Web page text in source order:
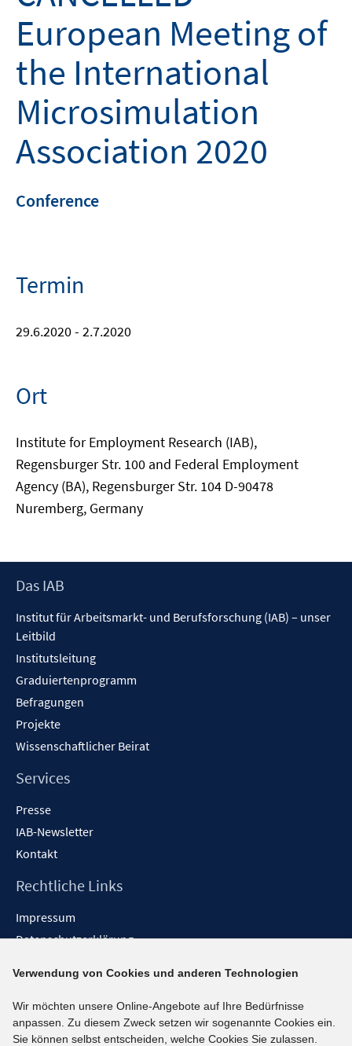
European Meeting of
the International
Microsimulation
Association 2020
Conference
Termin
29.6.2020 - 2.7.2020
Ort
Institute for Employment Research (IAB),
Regensburger Str. 100 and Federal Employment
Agency (BA), Regensburger Str. 104 D-90478
Nuremberg, Germany
Footer
Das IAB
Institut für Arbeitsmarkt- und Berufsforschung (IAB) – unser
Leitbild
Institutsleitung
Graduiertenprogramm
Befragungen
Projekte
Wissenschaftlicher Beirat
Services
Presse
IAB-Newsletter
Kontakt
Rechtliche Links
Impressum
Datenschutzerklärung
Barrieren melden
Social-Media-Kanäle
Verwendung von Cookies und anderen Technologien
Wir möchten unsere Online-Angebote auf Ihre Bedürfnisse
anpassen. Zu diesem Zweck setzen wir sogenannte Cookies ein.
Sie können selbst entscheiden, welche Cookies Sie zulassen.